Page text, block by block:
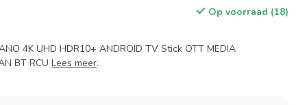
Op voorraad (18)
4K UHD HDR10+ ANDROID TV Stick OTT MEDIA
BT RCULees meer.